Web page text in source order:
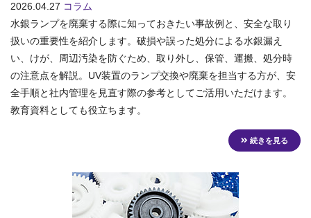
2026.04.27 コラム
水銀ランプを廃棄する際に知っておきたい事故例と、安全な取り
扱いの重要性を紹介します。破損や誤った処分による水銀漏え
い、けが、周辺汚染を防ぐため、取り外し、保管、運搬、処分時
の注意点を解説。UV装置のランプ交換や廃棄を担当する方が、安
全手順と社内管理を見直す際の参考としてご活用いただけます。
教育資料としても役立ちます。
続きを見る